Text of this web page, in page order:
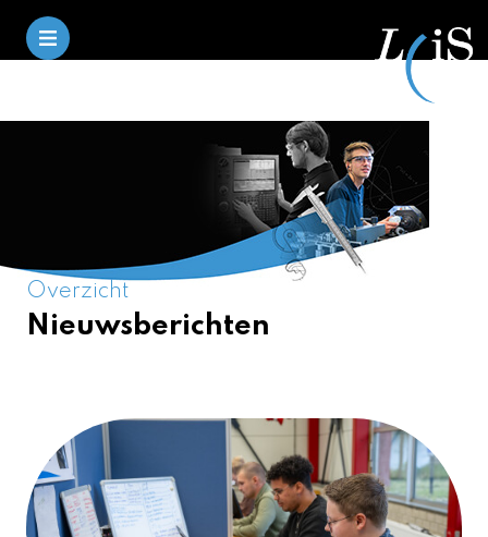
Overzicht
Nieuwsberichten